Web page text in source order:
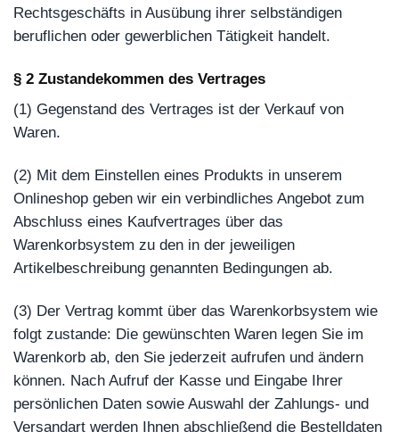
Rechtsgeschäfts in Ausübung ihrer selbständigen
beruflichen oder gewerblichen Tätigkeit handelt.
§ 2 Zustandekommen des Vertrages
(1) Gegenstand des Vertrages ist der Verkauf von
Waren.
(2) Mit dem Einstellen eines Produkts in unserem
Onlineshop geben wir ein verbindliches Angebot zum
Abschluss eines Kaufvertrages über das
Warenkorbsystem zu den in der jeweiligen
Artikelbeschreibung genannten Bedingungen ab.
(3) Der Vertrag kommt über das Warenkorbsystem wie
folgt zustande: Die gewünschten Waren legen Sie im
Warenkorb ab, den Sie jederzeit aufrufen und ändern
können. Nach Aufruf der Kasse und Eingabe Ihrer
persönlichen Daten sowie Auswahl der Zahlungs- und
Versandart werden Ihnen abschließend die Bestelldaten